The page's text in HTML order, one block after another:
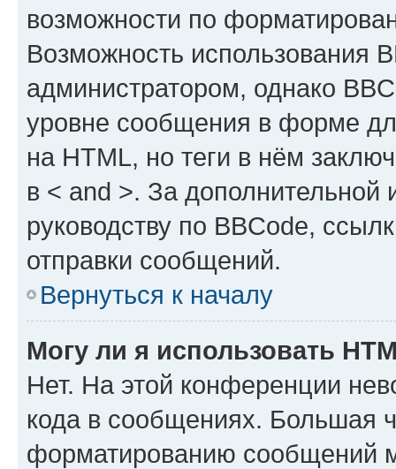
возможности по
Возможность использования
администратором, однако
уровне сообщения в форме
на HTML, но теги в нём
в < and >. За
руководству по BBCode,
отправки сообщений.
Вернуться к началу
Могу ли я использовать
Нет. На этой конференции
кода в сообщениях. Большая
форматированию сообщений